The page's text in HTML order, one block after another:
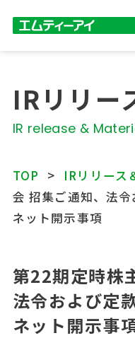
IRリリー
IR release &
TOP IRリリース
会 招集ご通知、法
ネット開示事項
第22期定時株
法令および定
ネット開示事